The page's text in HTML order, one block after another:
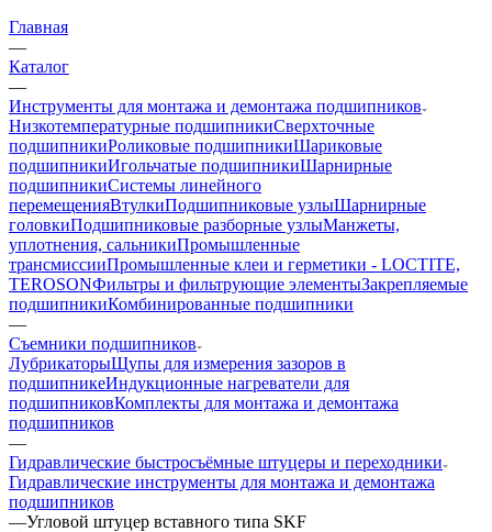
Главная
—
Каталог
—
Инструменты для монтажа и демонтажа подшипников
Низкотемпературные подшипникиСверхточные
подшипникиРоликовые подшипникиШариковые
подшипникиИгольчатые подшипникиШарнирные
подшипникиСистемы линейного
перемещенияВтулкиПодшипниковые узлыШарнирные
головкиПодшипниковые разборные узлыМанжеты,
уплотнения, сальникиПромышленные
трансмиссииПромышленные клеи и герметики - LOCTITE,
TEROSONФильтры и фильтрующие элементыЗакрепляемые
подшипникиКомбинированные подшипники
—
Съемники подшипников
ЛубрикаторыЩупы для измерения зазоров в
подшипникеИндукционные нагреватели для
подшипниковКомплекты для монтажа и демонтажа
подшипников
—
Гидравлические быстросъёмные штуцеры и переходники
Гидравлические инструменты для монтажа и демонтажа
подшипников
—Угловой штуцер вставного типа SKF